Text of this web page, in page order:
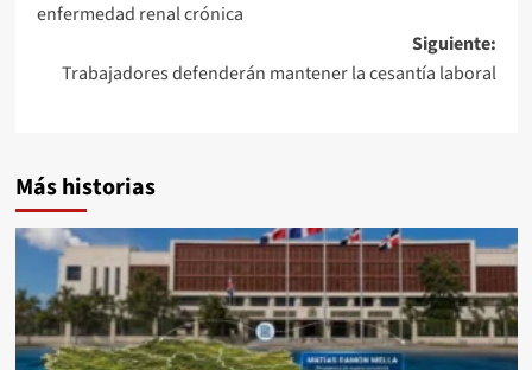
enfermedad renal crónica
Siguiente:
Trabajadores defenderán mantener la cesantía laboral
Más historias